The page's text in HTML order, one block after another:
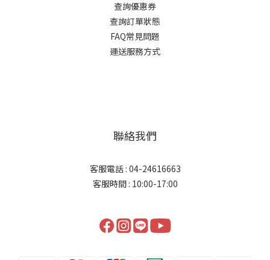
查詢優惠券
查詢訂單狀態
FAQ常見問題
運送服務方式
聯絡我們
客服電話 : 04-24616663
客服時間 : 10:00-17:00